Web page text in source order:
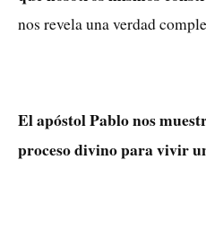
nos revela una verdad
El apóstol Pablo nos
proceso divino para vivir